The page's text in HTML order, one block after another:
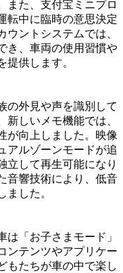
また、支付宝ミニプロ
転中に臨時の意思決定
ウントシステムでは、
き、車両の使用習慣や
供します。
の外見や声を識別して
しいメモ機能では、
が向上しました。映像
アルゾーンモードが追
立して再生可能になり
音響技術により、低音
ました。
「お子さまモード」
ンテンツやアプリケー
もたちが車の中で楽し